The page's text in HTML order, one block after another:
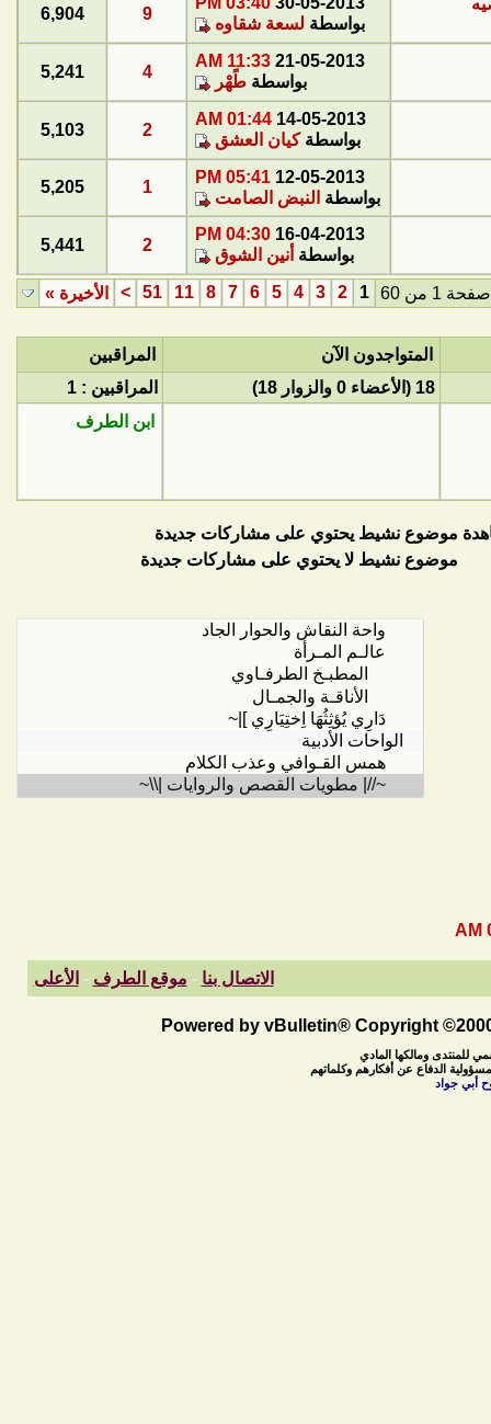
بواسطة لسعة شقاوه
9
6,904
21-05-2013
11:33 AM
بواسطة طًهْر
4
5,241
14-05-2013
01:44 AM
بواسطةكيان العشق
2
5,103
12-05-2013
05:41 PM
بواسطة النبض الصامت
1
5,205
16-04-2013
04:30 PM
بواسطة أنين الشوق
2
5,441
صفحة 1 من 60 1
2
3
4
5
6
7
8
11
51
> الأخيرة »
المتواجدون الآن
المراقبين
18 (الأعضاء 0 والزوار 18)
المراقبين : 1
ابن الطرف
موضوع نشيط يحتوي على مشاركات جديدة
موضوع نشيط لا يحتوي على مشاركات جديدة
الاتصال بنا - موقع الطرف - الأعلى
Powered by vBulletin® Copyright
للمنتدى ومالكها المادي
الدفاع عن أفكارهم وكلماتهم
أبي جواد